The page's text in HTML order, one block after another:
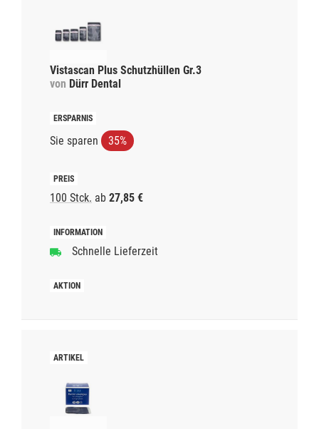
Vistascan Plus Schutzhüllen Gr.3
von Dürr Dental
Sie sparen 35%
100 Stck. ab 27,85 €
Schnelle Lieferzeit